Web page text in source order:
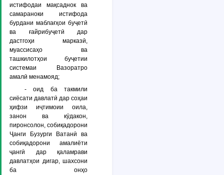
истифодаи мақсаднок ва
самараноки истифода
бурдани маблағҳои буҷетӣ
ва ғайрибуҷетӣ дар
дастгоҳи марказӣ,
муассисаҳо ва
ташкилотҳои буҷетии
системаи Вазоратро
амалӣ менамояд;
- оид ба такмили
сиёсати давлатӣ дар соҳаи
ҳифзи иҷтимоии оила,
занон ва кӯдакон,
пиронсолон, собиқадорони
Ҷанги Бузурги Ватанӣ ва
собиқадорони амалиёти
ҷангӣ дар қаламрави
давлатҳои дигар, шахсони
ба онҳо